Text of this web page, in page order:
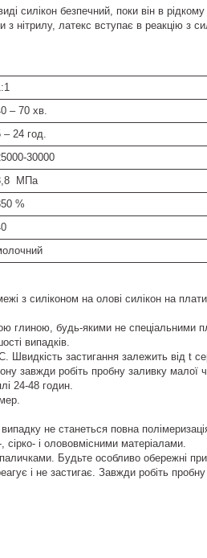
силікон безпечний, поки він в
з нітрилу, латекс вступає в реакцію з
– 70 хв.
– 24 год.
30000
МПа
%
з силіконом на олові силікон на
глиною, будь-якими не спеціальними
випадків.
Швидкість застигання залежить від t
завжди робіть пробну заливку малої
24-48 годин.
не станеться повна
і олововмісними матеріалами.
Будьте особливо обережні
і не застигає. Завжди робіть